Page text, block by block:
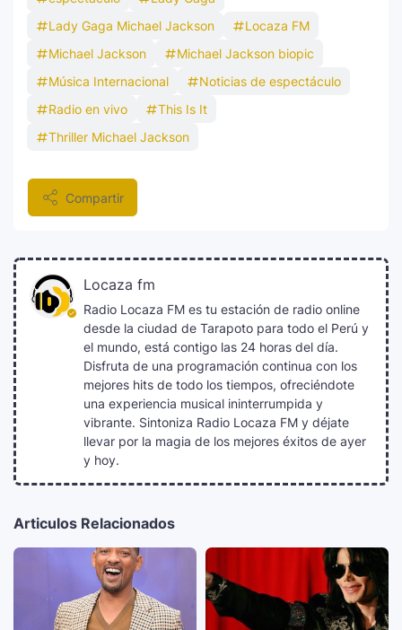
Lady Gaga Michael Jackson
Locaza FM
Michael Jackson
Michael Jackson biopic
Música Internacional
Noticias de espectáculo
Radio en vivo
This Is It
Thriller Michael Jackson
Compartir
Locaza fm
Radio Locaza FM es tu estación de radio online
desde la ciudad de Tarapoto para todo el Perú y
el mundo, está contigo las 24 horas del día.
Disfruta de una programación continua con los
mejores hits de todo los tiempos, ofreciéndote
una experiencia musical ininterrumpida y
vibrante. Sintoniza Radio Locaza FM y déjate
llevar por la magia de los mejores éxitos de ayer
y hoy.
Articulos Relacionados